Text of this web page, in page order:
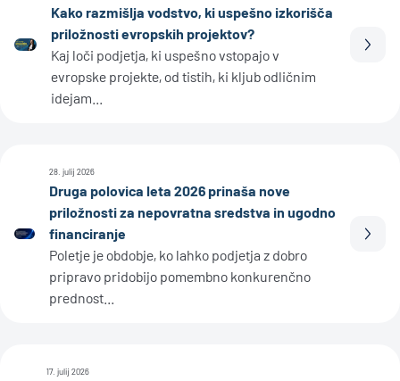
Kako razmišlja vodstvo, ki uspešno izkorišča
priložnosti evropskih projektov?
Kaj loči podjetja, ki uspešno vstopajo v
evropske projekte, od tistih, ki kljub odličnim
idejam...
28. julij 2026
Druga polovica leta 2026 prinaša nove
priložnosti za nepovratna sredstva in ugodno
financiranje
Poletje je obdobje, ko lahko podjetja z dobro
pripravo pridobijo pomembno konkurenčno
prednost...
17. julij 2026